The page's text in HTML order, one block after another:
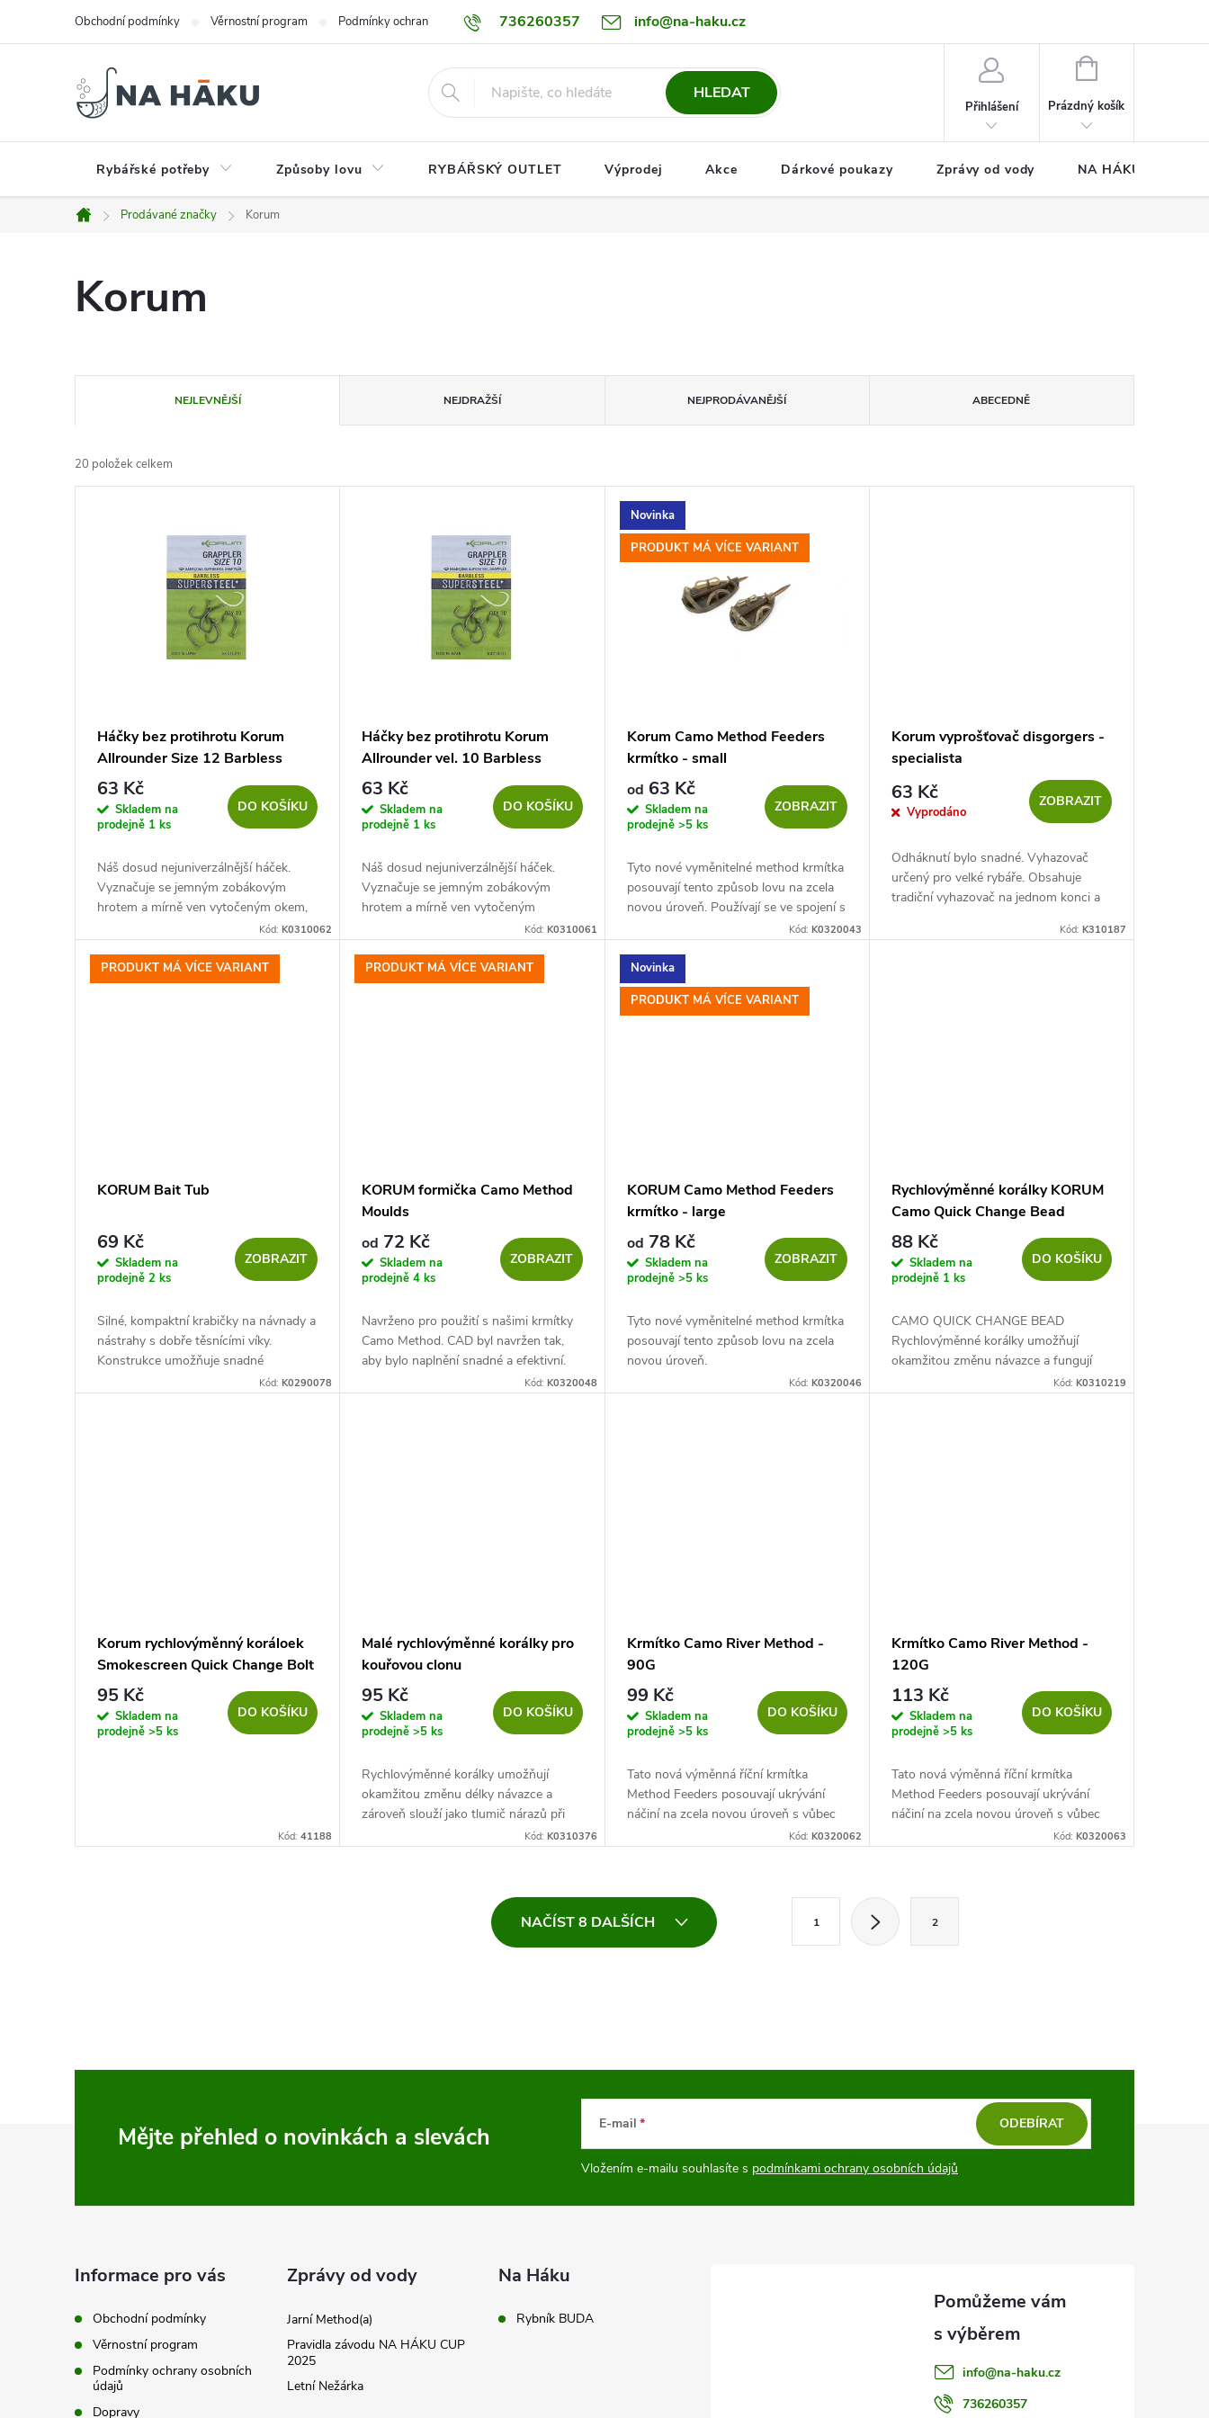
736260357 info@na-haku.cz
Obchodní podmínky Věrnostní program Podmínky ochrany osobních údajů Dopravy
HLEDAT
Přihlášení
NÁKUPNÍ
Prázdný košík
Rybářské potřeby Způsoby lovu RYBÁŘSKÝ OUTLET Výprodej Akce Dárkové poukazy Zprávy od vody NA HÁKU CUP
Domů
Prodávané značky Korum
Korum
a
z
t
ů
NEJLEVNĚJŠÍ NEJDRAŽŠÍ NEJPRODÁVANĚJŠÍ ABECEDNĚ
20 položek celkem
k
Háčky bez protihrotu Korum
Allrounder Size 12 Barbless
63 Kč
Skladem na
prodejně 1 ks
DO KOŠÍKU
Náš dosud nejuniverzálnější háček.
Vyznačuje se jemným zobákovým
hrotem a mírně ven vytočeným okem,
funguje efektivně, ať už je svázaný
Kód:K0310062
Háčky bez protihrotu Korum
Allrounder vel. 10 Barbless
63 Kč
Skladem na
prodejně 1 ks
DO KOŠÍKU
Náš dosud nejuniverzálnější háček.
Vyznačuje se jemným zobákovým
hrotem a mírně ven vytočeným
okem,funguje efektivně, ať už je
vázány těžšími...
Kód: K0310061
Novinka
PRODUKT MÁ VÍCE VARIANT
Korum Camo Method Feeders
krmítko - small
od 63 Kč
Skladem na
prodejně >5 ks
ZOBRAZIT
Tyto nové vyměnitelné method krmítka
posouvají tento způsob lovu na zcela
novou úroveň. Používají se ve spojení s
formičkami Camo Method, kdy můžete
Kód: K0320043
Korum vyprošťovač disgorgers -
specialista
63 Kč
Vyprodáno
ZOBRAZIT
Odháknutí bylo snadné. Vyhazovač
určený pro velké rybáře. Obsahuje
tradiční vyhazovač na jednom konci a
druhém při odebírání větších ryb.
Kód: K310187
PRODUKT MÁ VÍCE VARIANT
KORUM Bait Tub
69 Kč
Skladem na
prodejně 2 ks
ZOBRAZIT
Silné, kompaktní krabičky na návnady a
nástrahy s dobře těsnícími víky.
Konstrukce umožňuje snadné
stohování krabiček při skladování.
Kód:K0290078
PRODUKT MÁ VÍCE VARIANT
KORUM formička Camo Method
Moulds
od 72 Kč
Skladem na
prodejně4 ks
ZOBRAZIT
Navrženo pro použití s našimi krmítky
Camo Method. CAD byl navržen tak,
aby bylo naplnění snadné a efektivní.
Krmení se při plnění zužuje pro lepší
Kód: K0320048
Novinka
PRODUKT MÁ VÍCE VARIANT
KORUM Camo Method Feeders
krmítko - large
od 78 Kč
Skladem na
prodejně >5 ks
ZOBRAZIT
Tyto nové vyměnitelné method krmítka
posouvají tento způsob lovu na zcela
novou úroveň.
Kód: K0320046
Rychlovýměnné korálky KORUM
Camo Quick Change Bead
Velikost: Large
88 Kč
Skladem na
prodejně 1 ks
DO KOŠÍKU
CAMO QUICK CHANGE BEAD
Rychlovýměnné korálky umožňují
okamžitou změnu návazce a fungují
také jako šokové korálky při lovu s
Kód: K0310219
Korum rychlovýměnný koráloek
Smokescreen Quick Change Bolt
Beads vel. 6
95 Kč
Skladem na
prodejně >5 ks
DO KOŠÍKU
Kód:41188
Malé rychlovýměnné korálky pro
kouřovou clonu
95 Kč
Skladem na
prodejně>5 ks
DO KOŠÍKU
Rychlovýměnné korálky umožňují
okamžitou změnu délky návazce a
zároveň slouží jako tlumič nárazů při
lovu na krmítko. Snadno se používají a
Kód: K0310376
Krmítko Camo River Method -
90G
99 Kč
Skladem na
prodejně >5 ks
DO KOŠÍKU
Tato nová výměnná říční krmítka
Method Feeders posouvají ukrývání
náčiní na zcela novou úroveň s vůbec
prvním na míru vyrobeným Method
Kód: K0320062
Krmítko Camo River Method -
120G
113 Kč
Skladem na
prodejně >5 ks
DO KOŠÍKU
Tato nová výměnná říční krmítka
Method Feeders posouvají ukrývání
náčiní na zcela novou úroveň s vůbec
prvním na míru vyrobeným Method
Kód: K0320063
p
v
k
y
v
NAČÍST 8 DALŠÍCH
á
n
í
1 2
Mějte přehled o novinkách a slevách E-mail
Vložením e-mailu souhlasíte s podmínkami ochrany osobních údajů
ODEBÍRAT
Informace pro vás
Obchodní podmínky
Věrnostní program
Podmínky ochrany osobních
údajů
Dopravy
Zprávy od vody
Jarní Method(a)
Pravidla závodu NA HÁKU CUP
2025
Letní Nežárka
Na Háku
Rybník BUDA
info@na-haku.cz
736260357